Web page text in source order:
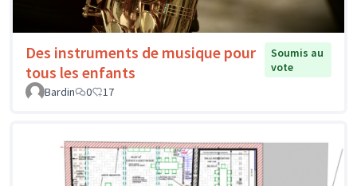
Des instruments de musique pour
tous les enfants
Soumis au
vote
Bardin
0 17